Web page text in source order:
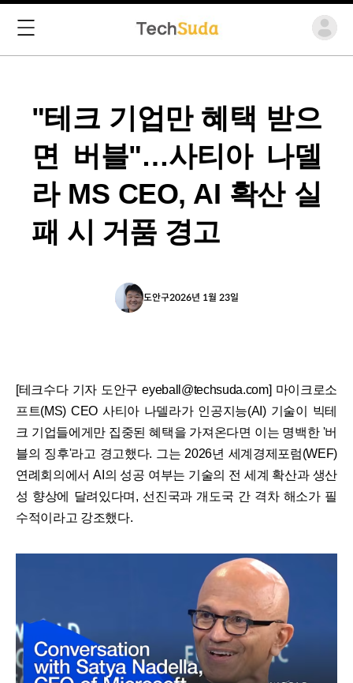
"테크 기업만 혜택 받으
면 버블"…사티아 나델
라 MS CEO, AI 확산 실
패 시 거품 경고
도안구2026년 1월 23일
[테크수다 기자 도안구 eyeball@techsuda.com] 마이크로소
프트(MS) CEO 사티아 나델라가 인공지능(AI) 기술이 빅테
크 기업들에게만 집중된 혜택을 가져온다면 이는 명백한 '버
블의 징후'라고 경고했다. 그는 2026년 세계경제포럼(WEF)
연례회의에서 AI의 성공 여부는 기술의 전 세계 확산과 생산
성 향상에 달려있다며, 선진국과 개도국 간 격차 해소가 필
수적이라고 강조했다.